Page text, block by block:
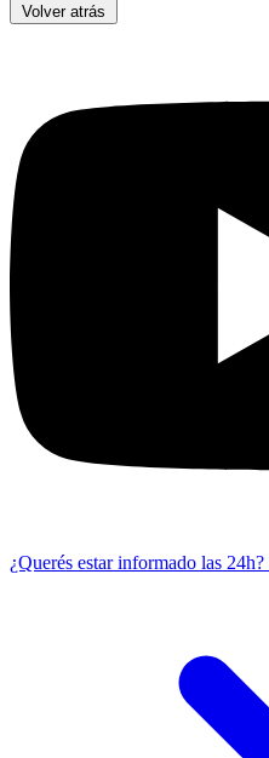
Volver atrás
¿Querés estar informado las 24h?